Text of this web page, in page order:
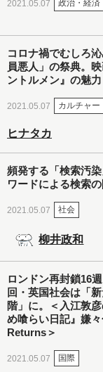
2021.05.07 政治・経済
コロナ禍でむしろ
員悪人」の祭典。
ントルメン』の魅力
2021.05.07 カルチャー
ヒナタカ
頻発する「検索汚
ワードによる検索
2021.05.07 社会
柳井政和
ロンドン再封鎖16
回・英国社会は「
階」に。＜入江敦
め喰らい日記』嫌
Returns＞
2021.05.07 国際